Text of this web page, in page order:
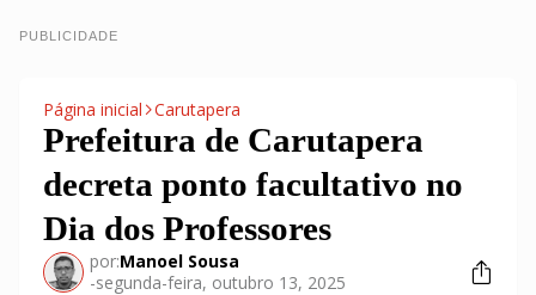
PUBLICIDADE
Página inicial Carutapera
Prefeitura de Carutapera
decreta ponto facultativo no
Dia dos Professores
por:Manoel Sousa
-segunda-feira, outubro 13, 2025